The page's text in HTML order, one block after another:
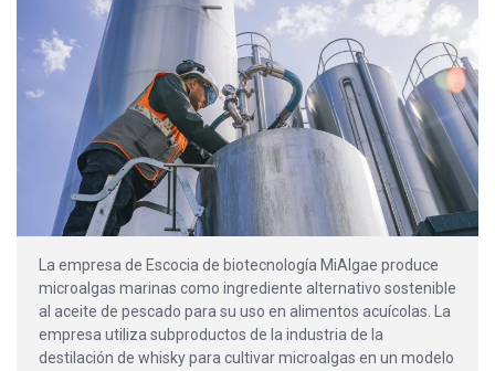
La empresa de Escocia de biotecnología MiAlgae produce
microalgas marinas como ingrediente alternativo sostenible
al aceite de pescado para su uso en alimentos acuícolas. La
empresa utiliza subproductos de la industria de la
destilación de whisky para cultivar microalgas en un modelo